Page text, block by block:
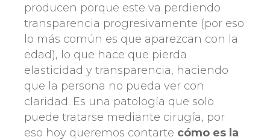
producen porque este va perdiendo
transparencia progresivamente (por eso
lo más común es que aparezcan con la
edad), lo que hace que pierda
elasticidad y transparencia, haciendo
que la persona no pueda ver con
claridad. Es una patología que solo
puede tratarse mediante cirugía, por
eso hoy queremos contarte cómo es la